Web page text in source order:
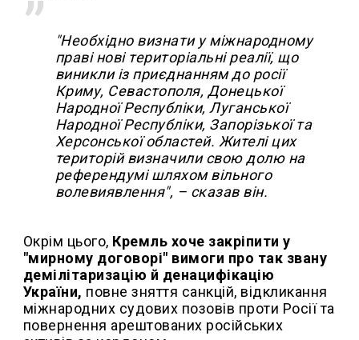
"Необхідно визнати у міжнародному
праві нові територіальні реалії, що
виникли із приєднанням до росії
Криму, Севастополя, Донецької
Народної Республіки, Луганської
Народної Республіки, Запорізької та
Херсонської областей. Жителі цих
територій визначили свою долю на
референдумі шляхом вільного
волевиявлення", – сказав він.
Окрім цього, Кремль хоче закріпити у
"мирному договорі" вимоги про так звану
демілітаризацію й денацифікацію
України, повне зняття санкцій, відкликання
міжнародних судових позовів проти Росії та
повернення арештованих російських